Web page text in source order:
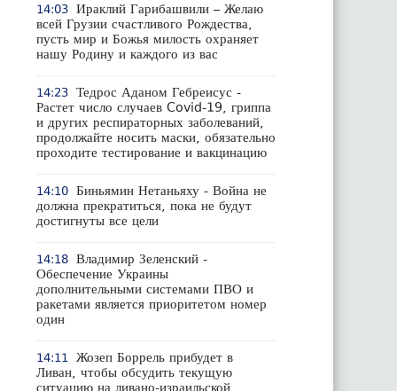
14:03 Ираклий Гарибашвили – Желаю
всей Грузии счастливого Рождества,
пусть мир и Божья милость охраняет
нашу Родину и каждого из вас
14:23 Тедрос Аданом Гебреисус -
Растет число случаев Covid-19, гриппа
и других респираторных заболеваний,
продолжайте носить маски, обязательно
проходите тестирование и вакцинацию
14:10 Биньямин Нетаньяху - Война не
должна прекратиться, пока не будут
достигнуты все цели
14:18 Владимир Зеленский -
Обеспечение Украины
дополнительными системами ПВО и
ракетами является приоритетом номер
один
14:11
Жозеп Боррель прибудет в
Ливан, чтобы обсудить текущую
ситуацию на ливано-израильской